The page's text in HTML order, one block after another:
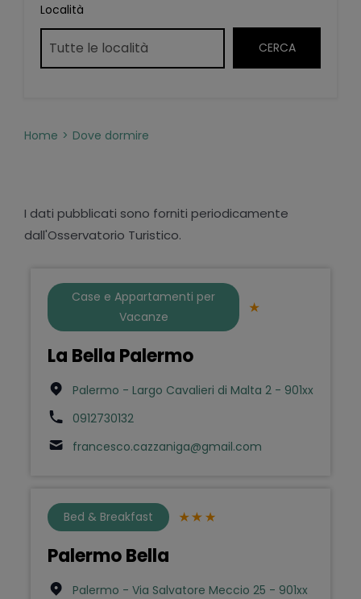
Località
Home Dove dormire
I dati pubblicati sono forniti periodicamente
dall'Osservatorio Turistico.
Case e Appartamenti per
Vacanze
La Bella Palermo
Palermo - Largo Cavalieri di Malta 2 - 901xx
0912730132
francesco.cazzaniga@gmail.com
Bed & Breakfast
Palermo Bella
Palermo - Via Salvatore Meccio 25 - 901xx